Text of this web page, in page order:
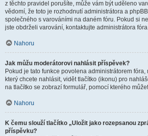
z těchto pravidel porušíte, může vám být uděleno
vědomí, že toto je rozhodnutí administrátora a
společného s varováními na daném fóru. Pokud si
jste obdrželi varování, kontaktujte administrátora
Nahoru
Jak můžu moderátorovi nahlásit příspěvek?
Pokud je tato funkce povolena administrátorem
který chcete nahlásit, vidět tlačítko (ikonu) pro
na tlačítko se zobrazí formulář, pomocí kterého
Nahoru
K čemu slouží tlačítko „Uložit jako rozepsanou
příspěvku?